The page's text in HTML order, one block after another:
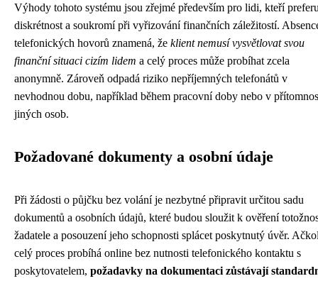
Výhody tohoto systému jsou zřejmé především pro lidi, kteří
diskrétnost a soukromí při vyřizování finančních záležitostí.
telefonických hovorů znamená, že klient nemusí vysvětlovat svou
finanční situaci cizím lidem a celý proces může probíhat zcela
anonymně. Zároveň odpadá riziko nepříjemných telefonátů v
nevhodnou dobu, například během pracovní doby nebo v
jiných osob.
Požadované dokumenty a osobní údaje
Při žádosti o půjčku bez volání je nezbytné připravit určitou sadu
dokumentů a osobních údajů, které budou sloužit k ověření
žadatele a posouzení jeho schopnosti splácet poskytnutý úvěr.
celý proces probíhá online bez nutnosti telefonického kontaktu s
poskytovatelem, požadavky na dokumentaci zůstávají